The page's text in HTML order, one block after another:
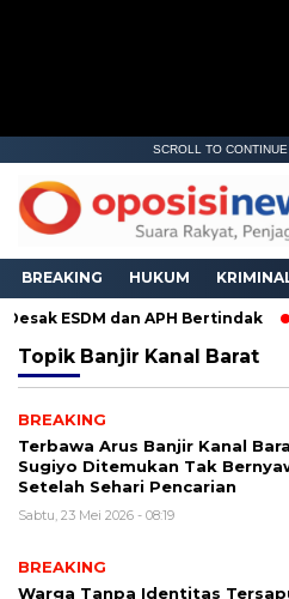
SCROLL TO
BREAKING HUKUM
ESDM dan APH Bertindak
Topik Banjir Kanal Barat
BREAKING
Terbawa Arus Banjir Kanal
Sugiyo Ditemukan Tak
Setelah Sehari Pencarian
Sabtu, 23 Mei 2026 - 08:19
BREAKING
Warga Tanpa Identitas